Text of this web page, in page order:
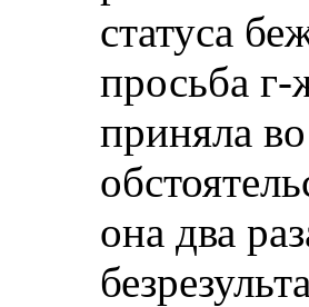
статуса
просьба
приняла
она два